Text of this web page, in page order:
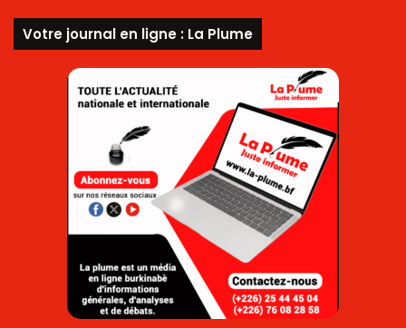
Votre journal en ligne : La Plume